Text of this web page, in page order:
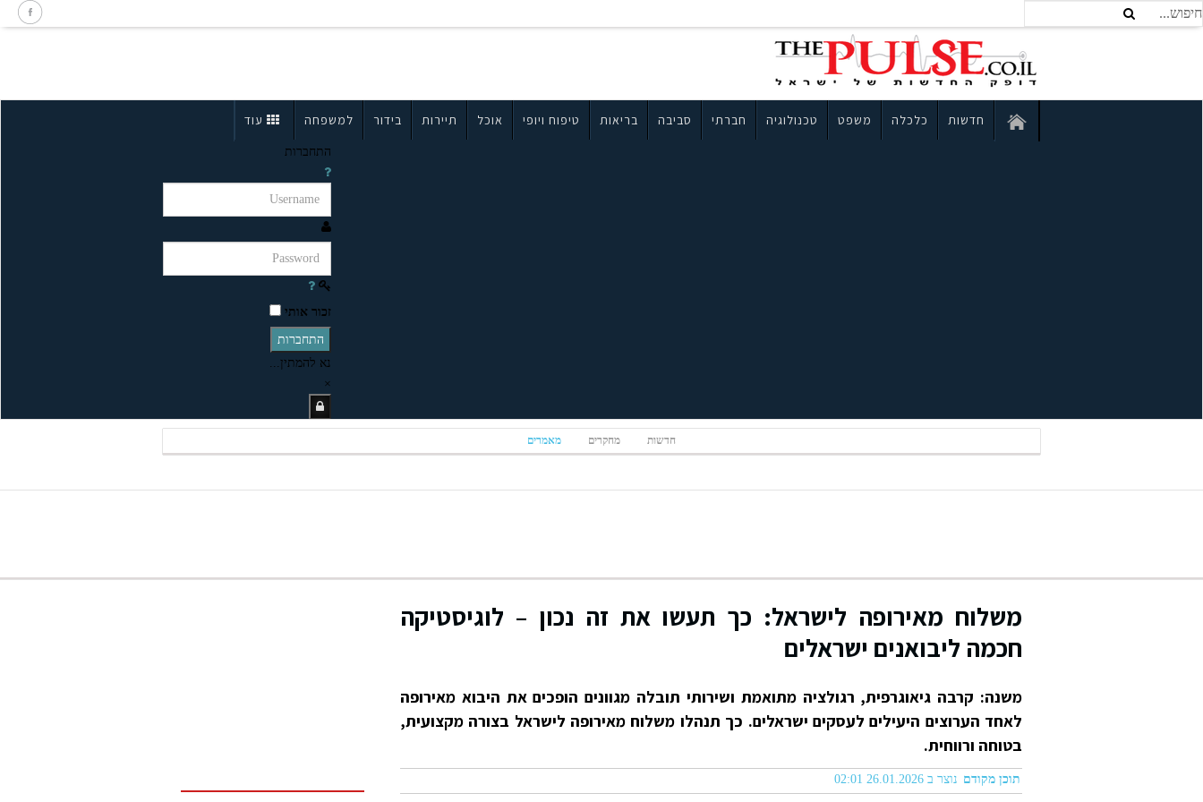
חדשות כלכלה משפט טכנולוגיה חברתי סביבה בריאות טיפוח ויופי אוכל תיירות בידור למשפחה עוד
התחברות
זכור אותי
התחברות
נא להמתין...
×
חדשות מחקרים מאמרים
משלוח מאירופה לישראל: כך תעשו את זה נכון – לוגיסטיקה
חכמה ליבואנים ישראלים
משנה: קרבה גיאוגרפית, רגולציה מתואמת ושירותי תובלה מגוונים הופכים את היבוא מאירופה
לאחד הערוצים היעילים לעסקים ישראלים. כך תנהלו משלוח מאירופה לישראל בצורה מקצועית,
בטוחה ורווחית.
תוכן מקודם נוצר ב 26.01.2026 02:01